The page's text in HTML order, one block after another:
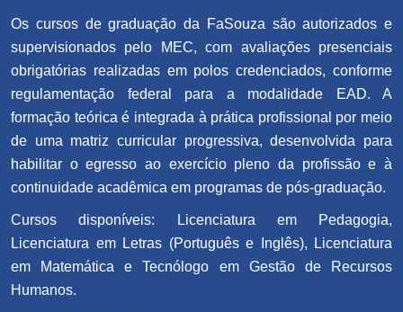
Os cursos de graduação da FaSouza são autorizados e
supervisionados pelo MEC, com avaliações presenciais
obrigatórias realizadas em polos credenciados, conforme
regulamentação federal para a modalidade EAD. A
formação teórica é integrada à prática profissional por meio
de uma matriz curricular progressiva, desenvolvida para
habilitar o egresso ao exercício pleno da profissão e à
continuidade acadêmica em programas de pós-graduação.
Cursos disponíveis: Licenciatura em Pedagogia,
Licenciatura em Letras (Português e Inglês), Licenciatura
em Matemática e Tecnólogo em Gestão de Recursos
Humanos.